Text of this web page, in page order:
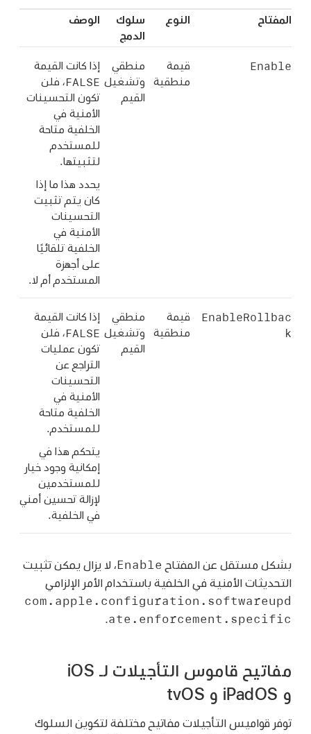
المفتاح النوع
سلوك
الدمج
الوصف
Enable
قيمة
منطقية
منطقي
وتشغيل
القيم
إذا كانت القيمة
FALSE ، فلن
تكون التحسينات
الأمنية في
الخلفية متاحة
للمستخدم
لتثبيتها.
يحدد هذا ما إذا
كان يتم تثبيت
التحسينات
الأمنية في
الخلفية تلقائيًا
على أجهزة
المستخدم أم لا.
EnableRollbac
k
قيمة
منطقية
منطقي
وتشغيل
القيم
إذا كانت القيمة
FALSE ، فلن
تكون عمليات
التراجع عن
التحسينات
الأمنية في
الخلفية متاحة
للمستخدم.
يتحكم هذا في
إمكانية وجود خيار
للمستخدمين
لإزالة تحسين أمني
في الخلفية.
بشكل مستقل عن المفتاح Enable، لا يزال يمكن تثبيت
التحديثات الأمنية في الخلفية باستخدام الأمر الإلزامي
com.apple.configuration.softwareupd
ate.enforcement.specific
مفاتيح قاموس التأجيلات لـ iOS
و iPadOS و tvOS
توفر قواميس التأجيلات مفاتيح مختلفة لتكوين السلوك